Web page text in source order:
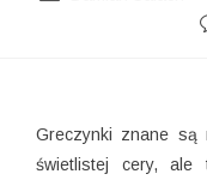
Greczynki znane są
świetlistej cery, ale